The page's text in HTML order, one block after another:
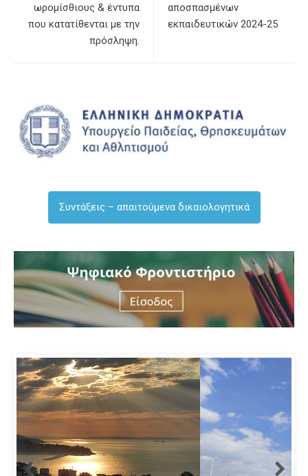
ωρομίσθιους & έντυπα
που κατατίθενται με την
πρόσληψη.
αποσπασμένων
εκπαιδευτικών 2024-25
Συντάξεις – απαιτούμενα δικαιολογητικά